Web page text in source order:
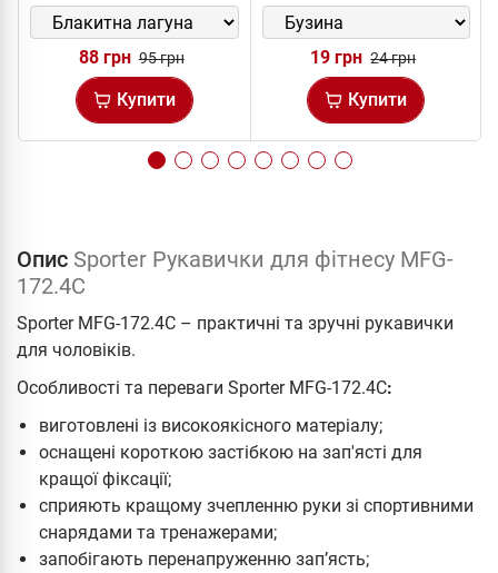
88 грн 95 грн
Купити
19 грн 24 грн
Купити
Опис Sporter Рукавички для фітнесу MFG-
172.4C
Sporter MFG-172.4C – практичні та зручні рукавички
для чоловіків.
Особливості та переваги Sporter MFG-172.4C:
виготовлені із високоякісного матеріалу;
оснащені короткою застібкою на зап'ясті для
кращої фіксації;
сприяють кращому зчепленню руки зі спортивними
снарядами та тренажерами;
запобігають перенапруженню зап’ясть;